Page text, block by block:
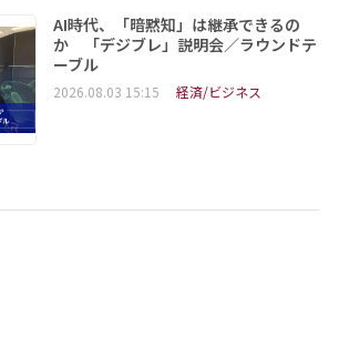
AI時代、「暗黙知」は継承できるの
か 「デジブレ」説明会／ラウンドテ
ーブル
2026.08.03 15:15 経済/ビジネス